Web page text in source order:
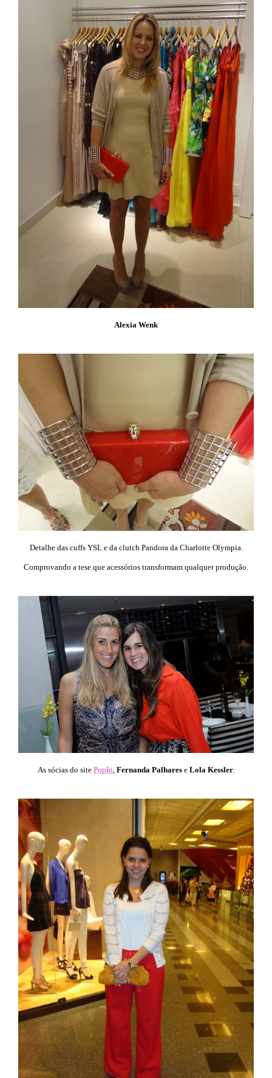
Alexia Wenk
Detalhe das cuffs YSL e da clutch Pandora da Charlotte Olympia.
Comprovando a tese que acessórios transformam qualquer produção.
As sócias do site PopIn Fernanda Palharese Lola Kessler.